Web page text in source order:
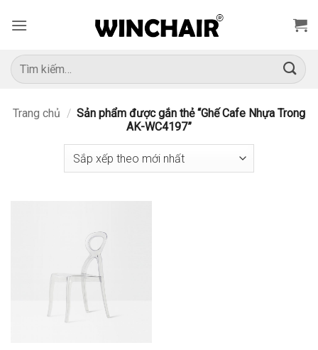
qua
dung
Tìm
kiếm:
Trang chủ / Sản phẩm được gắn thẻ “Ghế Cafe Nhựa Trong
AK-WC4197”